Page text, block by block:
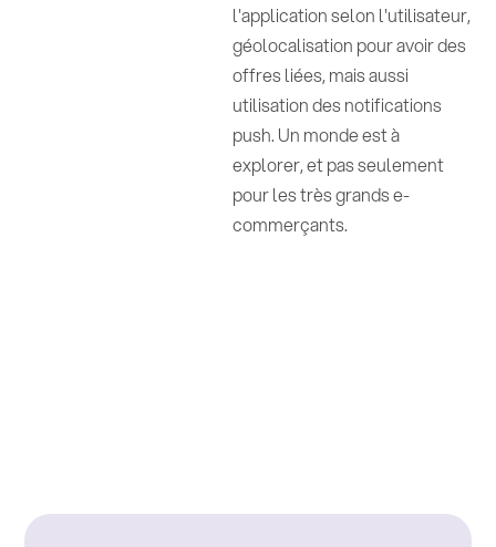
l'application selon l'utilisateur,
géolocalisation pour avoir des
offres liées, mais aussi
utilisation des notifications
push. Un monde est à
explorer, et pas seulement
pour les très grands e-
commerçants.